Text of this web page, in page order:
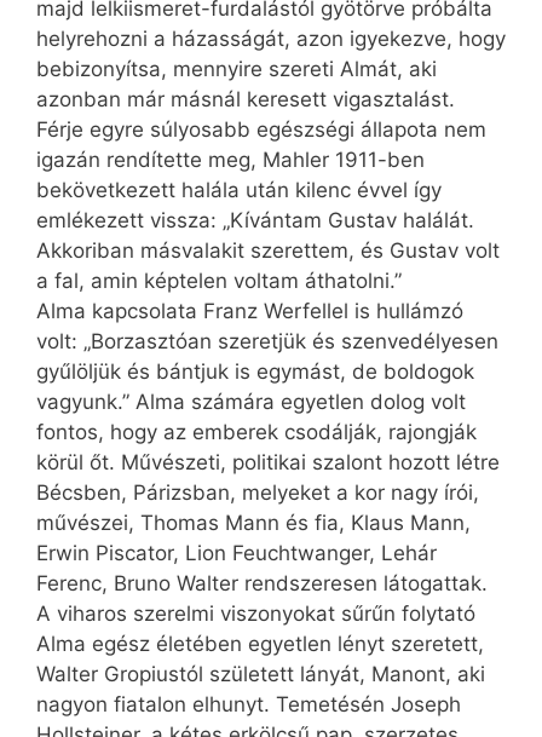
majd lelkiismeret-furdalástól gyötörve próbálta
helyrehozni a házasságát, azon igyekezve, hogy
bebizonyítsa, mennyire szereti Almát, aki
azonban már másnál keresett vigasztalást.
Férje egyre súlyosabb egészségi állapota nem
igazán rendítette meg, Mahler 1911-ben
bekövetkezett halála után kilenc évvel így
emlékezett vissza: „Kívántam Gustav halálát.
Akkoriban másvalakit szerettem, és Gustav volt
a fal, amin képtelen voltam áthatolni.”
Alma kapcsolata Franz Werfellel is hullámzó
volt: „Borzasztóan szeretjük és szenvedélyesen
gyűlöljük és bántjuk is egymást, de boldogok
vagyunk.” Alma számára egyetlen dolog volt
fontos, hogy az emberek csodálják, rajongják
körül őt. Művészeti, politikai szalont hozott létre
Bécsben, Párizsban, melyeket a kor nagy írói,
művészei, Thomas Mann és fia, Klaus Mann,
Erwin Piscator, Lion Feuchtwanger, Lehár
Ferenc, Bruno Walter rendszeresen látogattak.
A viharos szerelmi viszonyokat sűrűn folytató
Alma egész életében egyetlen lényt szeretett,
Walter Gropiustól született lányát, Manont, aki
nagyon fiatalon elhunyt. Temetésén Joseph